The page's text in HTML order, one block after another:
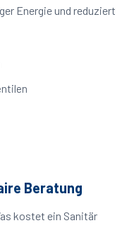
Energie und reduziert
Beratung
kostet ein Sanitär